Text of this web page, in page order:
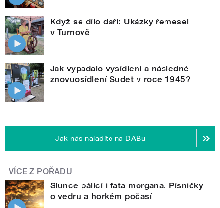
Když se dílo daří: Ukázky řemesel
v Turnově
Jak vypadalo vysídlení a následné
znovuosídlení Sudet v roce 1945?
Jak nás naladíte na DABu
VÍCE Z POŘADU
Slunce pálící i fata morgana. Písničky
o vedru a horkém počasí